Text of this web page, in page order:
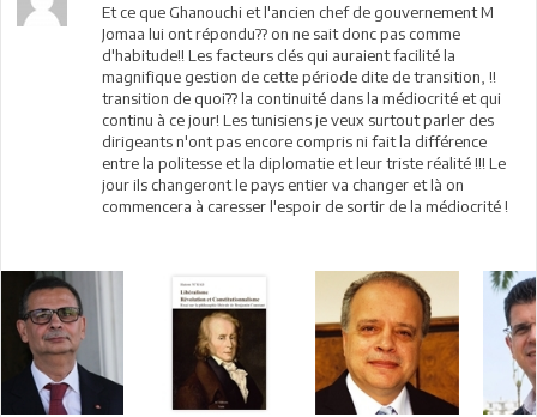
Et ce que Ghanouchi et l'ancien chef de gouvernement M
Jomaa lui ont répondu?? on ne sait donc pas comme
d'habitude!! Les facteurs clés qui auraient facilité la
magnifique gestion de cette période dite de transition, !!
transition de quoi?? la continuité dans la médiocrité et qui
continu à ce jour! Les tunisiens je veux surtout parler des
dirigeants n'ont pas encore compris ni fait la différence
entre la politesse et la diplomatie et leur triste réalité !!! Le
jour ils changeront le pays entier va changer et là on
commencera à caresser l'espoir de sortir de la médiocrité !